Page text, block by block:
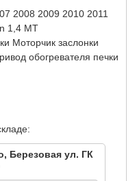
2008 2009 2010 2011
1,4 МТ
Моторчик заслонки
обогревателя печки
Березовая ул. ГК